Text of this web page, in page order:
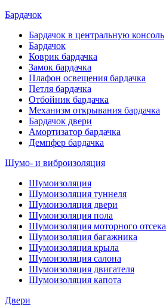
Бардачок
Бардачок в центральную консоль
Бардачок
Коврик бардачка
Замок бардачка
Плафон освещения бардачка
Петля бардачка
Отбойник бардачка
Механизм открывания бардачка
Бардачок двери
Амортизатор бардачка
Демпфер бардачка
Шумо- и виброизоляция
Шумоизоляция
Шумоизоляция туннеля
Шумоизоляция двери
Шумоизоляция пола
Шумоизоляция моторного отсека
Шумоизоляция багажника
Шумоизоляция крыла
Шумоизоляция салона
Шумоизоляция двигателя
Шумоизоляция капота
Двери